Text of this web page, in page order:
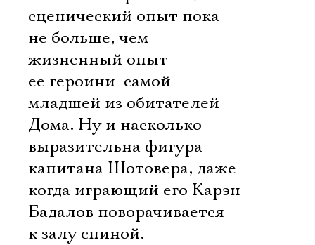
сценический опыт пока
не больше, чем
жизненный опыт
ее героини  самой
младшей из обитателей
Дома. Ну и насколько
выразительна фигура
капитана Шотовера, даже
когда играющий его Карэн
Бадалов поворачивается
к залу спиной.